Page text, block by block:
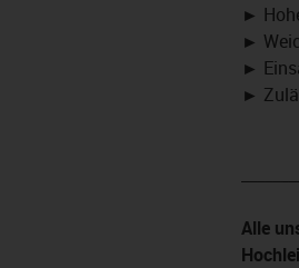
►
►
►
►
Alle